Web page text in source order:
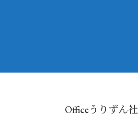
Officeうりずん